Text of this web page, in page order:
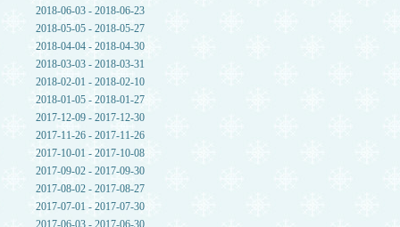
2018-06-03 - 2018-06-23
2018-05-05 - 2018-05-27
2018-04-04 - 2018-04-30
2018-03-03 - 2018-03-31
2018-02-01 - 2018-02-10
2018-01-05 - 2018-01-27
2017-12-09 - 2017-12-30
2017-11-26 - 2017-11-26
2017-10-01 - 2017-10-08
2017-09-02 - 2017-09-30
2017-08-02 - 2017-08-27
2017-07-01 - 2017-07-30
2017-06-03 - 2017-06-30